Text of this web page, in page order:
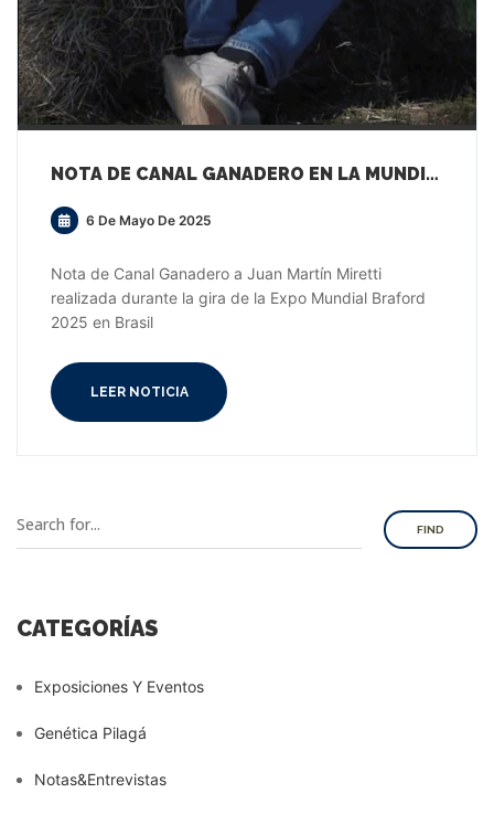
NOTA DE CANAL GANADERO EN LA MUNDIAL BRAFORD 2025 EN BRASIL
6 De Mayo De 2025
Nota de Canal Ganadero a Juan Martín Miretti
realizada durante la gira de la Expo Mundial Braford
2025 en Brasil
LEER NOTICIA
FIND
CATEGORÍAS
Exposiciones Y Eventos
Genética Pilagá
Notas&Entrevistas